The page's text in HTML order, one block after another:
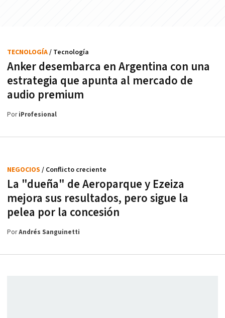
Anker desembarca en Argentina con una
estrategia que apunta al mercado de
audio premium
TECNOLOGÍA/ Tecnología
PoriProfesional
La "dueña" de Aeroparque y Ezeiza
mejora sus resultados, pero sigue la
pelea por la concesión
NEGOCIOS / Conflicto creciente
PorAndrés Sanguinetti